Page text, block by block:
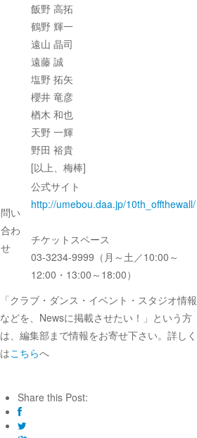
飯野 高拓
鶴野 輝一
遠山 晶司
遠藤 誠
塩野 拓矢
櫻井 竜彦
楢木 和也
天野 一輝
野田 裕貴
[以上、梅棒]
問い
合わ
せ
公式サイト
http://umebou.daa.jp/10th_offthewall/
チケットスペース
03-3234-9999（月～土／10:00～
12:00・13:00～18:00）
「クラブ・ダンス・イベント・スタジオ情報
などを、Newsに掲載させたい！」という方
は、編集部まで情報をお寄せ下さい。詳しく
はこちらへ
Share this Post: